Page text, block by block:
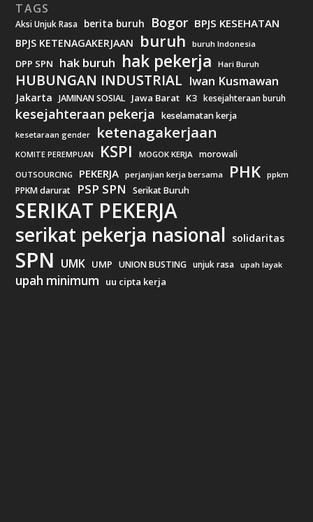
TAGS
Aksi Unjuk Rasa berita buruh Bogor BPJS KESEHATAN
BPJS KETENAGAKERJAAN buruh buruh Indonesia
DPP SPN hak buruh hak pekerja Hari Buruh
HUBUNGAN INDUSTRIAL Iwan Kusmawan
Jakarta JAMINAN SOSIAL Jawa Barat K3 kesejahteraan buruh
kesejahteraan pekerja keselamatan kerja
kesetaraan gender ketenagakerjaan
KOMITE PEREMPUAN KSPI MOGOK KERJA morowali
OUTSOURCING PEKERJA perjanjian kerja bersama PHK ppkm
PPKM darurat PSP SPN Serikat Buruh
SERIKAT PEKERJA
serikat pekerja nasional solidaritas
SPN UMK UMP UNION BUSTING unjuk rasa upah layak
upah minimum uu cipta kerja